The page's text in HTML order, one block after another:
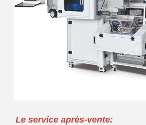
Le service après-vente: